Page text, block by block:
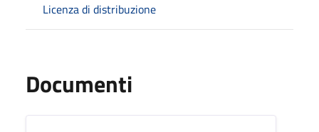
Licenza di distribuzione
Documenti